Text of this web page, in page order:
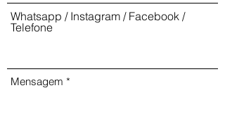
Whatsapp / Instagram / Facebook /
Telefone
Mensagem